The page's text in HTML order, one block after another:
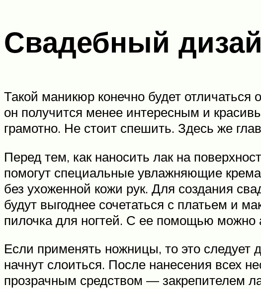
Свадебный
Такой маникюр конечно будет отличаться
он получится менее интересным и
грамотно. Не стоит спешить. Здесь же
Перед тем, как наносить лак на
помогут специальные увлажняющие
без ухоженной кожи рук. Для создания
будут выгоднее сочетаться с платьем и
пилочка для ногтей. С ее помощью можно
Если применять ножницы, то это следует
начнут слоиться. После нанесения всех
прозрачным средством — закрепителем